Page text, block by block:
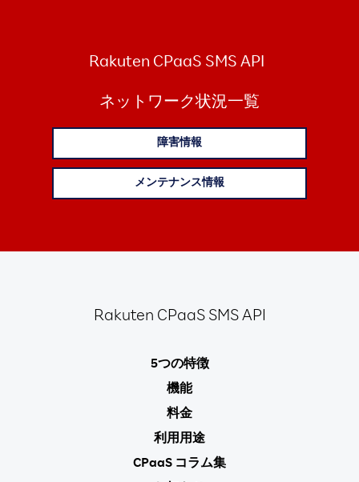
Rakuten CPaaS SMS API
ネットワーク状況一覧
障害情報
メンテナンス情報
Rakuten CPaaS SMS API
5つの特徴
機能
料金
利用用途
CPaaS コラム集